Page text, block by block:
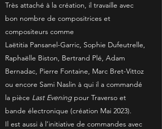
Très attaché à la création, il travaille avec
bon nombre de compositrices et
compositeurs comme
Laëtitia Pansanel-Garric, Sophie Dufeutrelle,
Raphaëlle Biston, Bertrand Plé, Adam
Bernadac, Pierre Fontaine, Marc Bret-Vittoz
ou encore Sami Naslin à qui il a commandé
la pièce Last Evening pour Traverso et
bande électronique (création Mai 2023).
Il est aussi à l’initiative de commandes avec